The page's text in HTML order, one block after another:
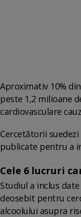
Aproximativ 10%
peste 1,2 milioane
cardiovasculare
Cercetătorii
publicate pentru a
Cele 6 lucruri
Studiul a inclus
deosebit pentru
alcoolului asupra